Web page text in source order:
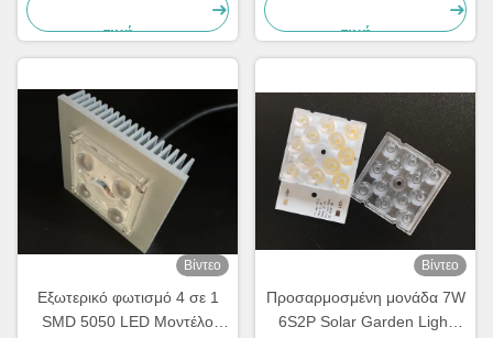
τιμή
SMD3030 λαμπτήρων οδών
PC
τιμή
Βίντεο
Εξωτερικό φωτισμό 4 σε 1
SMD 5050 LED Μοντέλο
Βίντεο
Προσαρμοσμένη μονάδα 7W
6S2P Solar Garden Light